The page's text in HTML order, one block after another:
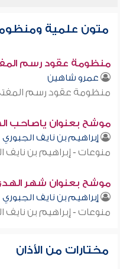
متون علمية
منظومة عقود رسم
عمرو شاهين
منظومة عقود رسم
موشح بعنوان ياصاحب
إبراهيم بن نايف الجبوري
منوعات - إبراهيم بن نايف
موشح بعنوان شهر
إبراهيم بن نايف الجبوري
منوعات - إبراهيم بن نايف
مختارات من الأذان